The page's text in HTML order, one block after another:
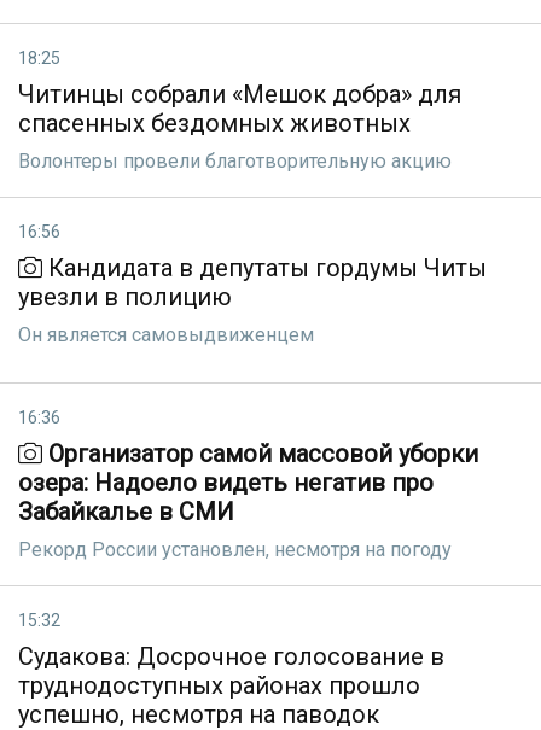
18:25
Читинцы собрали «Мешок добра» для
спасенных бездомных животных
Волонтеры провели благотворительную акцию
16:56
Кандидата в депутаты гордумы Читы
увезли в полицию
Он является самовыдвиженцем
16:36
Организатор самой массовой уборки
озера: Надоело видеть негатив про
Забайкалье в СМИ
Рекорд России установлен, несмотря на погоду
15:32
Судакова: Досрочное голосование в
труднодоступных районах прошло
успешно, несмотря на паводок